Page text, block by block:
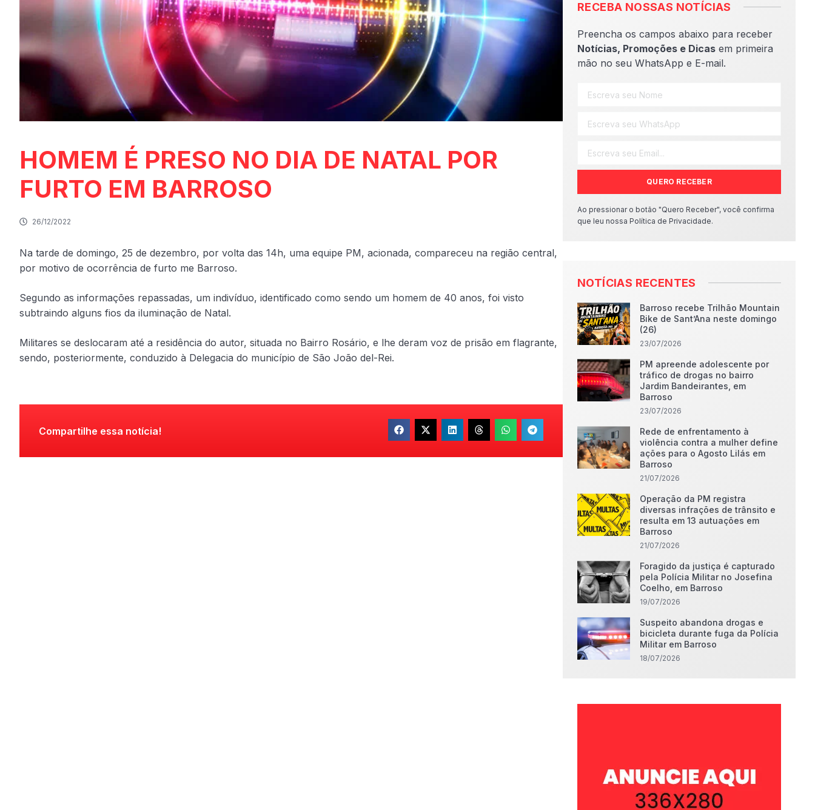
HOMEM É PRESO NO DIA DE NATAL POR
FURTO EM BARROSO
26/12/2022
Na tarde de domingo, 25 de dezembro, por volta das 14h, uma equipe PM, acionada, compareceu na região central,
por motivo de ocorrência de furto me Barroso.
Segundo as informações repassadas, um indivíduo, identificado como sendo um homem de 40 anos, foi visto
subtraindo alguns fios da iluminação de Natal.
Militares se deslocaram até a residência do autor, situada no Bairro Rosário, e lhe deram voz de prisão em flagrante,
sendo, posteriormente, conduzido à Delegacia do município de São João del-Rei.
Compartilhe essa notícia!
RECEBA NOSSAS NOTÍCIAS
Preencha os campos abaixo para receber
Notícias, Promoções e Dicas em primeira
mão no seu WhatsApp e E-mail.
QUERO RECEBER
Ao pressionar o botão "Quero Receber", você confirma
que leu nossa Política de Privacidade.
NOTÍCIAS RECENTES
Barroso recebe Trilhão Mountain
Bike de Sant’Ana neste domingo
(26)
23/07/2026
PM apreende adolescente por
tráfico de drogas no bairro
Jardim Bandeirantes, em
Barroso
23/07/2026
Rede de enfrentamento à
violência contra a mulher define
ações para o Agosto Lilás em
Barroso
21/07/2026
Operação da PM registra
diversas infrações de trânsito e
resulta em 13 autuações em
Barroso
21/07/2026
Foragido da justiça é capturado
pela Polícia Militar no Josefina
Coelho, em Barroso
19/07/2026
Suspeito abandona drogas e
bicicleta durante fuga da Polícia
Militar em Barroso
18/07/2026